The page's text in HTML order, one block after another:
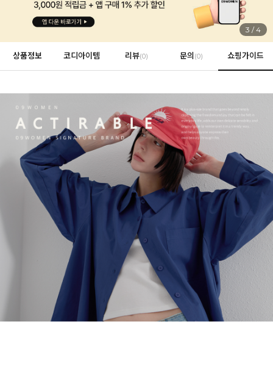
3 /4
상품정보 코디아이템 리뷰(0) 문의 (0) 쇼핑가이드